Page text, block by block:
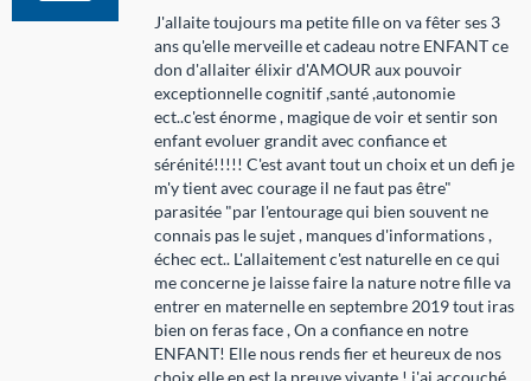
J'allaite toujours ma petite fille on va fêter ses 3
ans qu'elle merveille et cadeau notre ENFANT ce
don d'allaiter élixir d'AMOUR aux pouvoir
exceptionnelle cognitif ,santé ,autonomie
ect..c'est énorme , magique de voir et sentir son
enfant evoluer grandit avec confiance et
sérénité!!!!! C'est avant tout un choix et un defi je
m'y tient avec courage il ne faut pas être"
parasitée "par l'entourage qui bien souvent ne
connais pas le sujet , manques d'informations ,
échec ect.. L'allaitement c'est naturelle en ce qui
me concerne je laisse faire la nature notre fille va
entrer en maternelle en septembre 2019 tout iras
bien on feras face , On a confiance en notre
ENFANT! Elle nous rends fier et heureux de nos